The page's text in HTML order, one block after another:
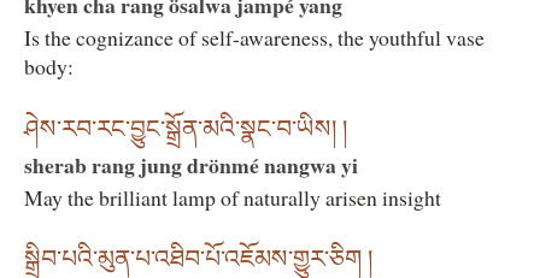
Is the cognizance of self-awareness, the youthful vase
body:
ཤེས་རབ་རང་བྱུང་སྒྲོན་མའི་སྣང་བ་ཡིས། །
sherab rang jung drönmé nangwa yi
May the brilliant lamp of naturally arisen insight
སྒྲིབ་པའི་མུན་པ་འཐིབ་པོ་འཇོམས་གྱུར་ཅིག །